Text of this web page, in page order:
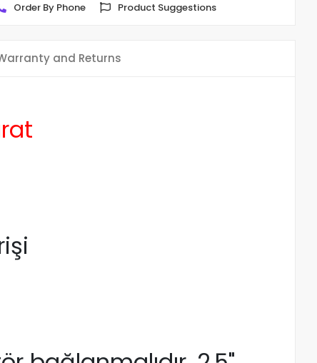
Order By Phone Product Suggestions
and Returns